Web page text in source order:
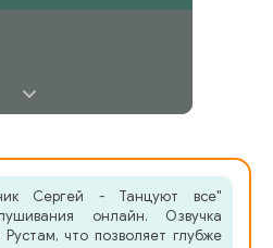
Сергей - Танцуют все"
онлайн. Озвучка
что позволяет глубже